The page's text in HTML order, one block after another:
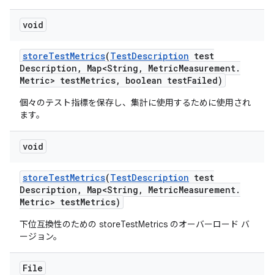
void
storeTestMetrics(TestDescription test
Description , Map<String , MetricMeasurement.
Metric> testMetrics, boolean testFailed)
個々のテスト指標を保存し、集計に使用するために使用され
ます。
void
storeTestMetrics(TestDescription test
Description , Map<String , MetricMeasurement.
Metric> testMetrics)
下位互換性のための storeTestMetrics のオーバーロード バ
ージョン。
File